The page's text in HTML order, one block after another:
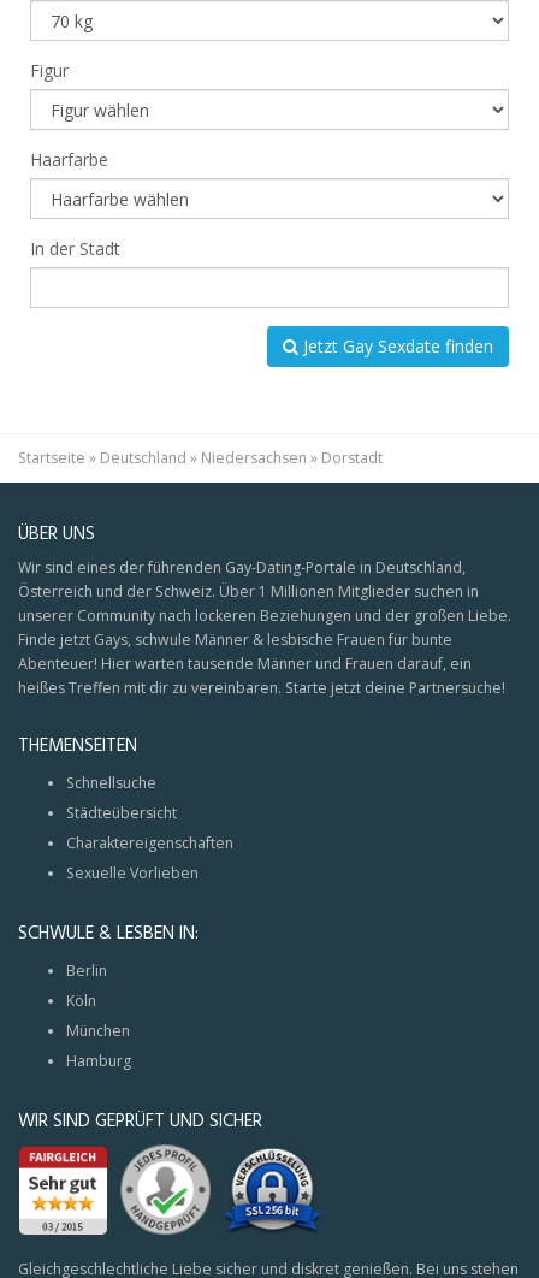
Figur
Haarfarbe
In der Stadt
Jetzt Gay Sexdate finden
Startseite » Deutschland » Niedersachsen » Dorstadt
ÜBER UNS
Wir sind eines der führenden Gay-Dating-Portale in Deutschland,
Österreich und der Schweiz. Über 1 Millionen Mitglieder suchen in
unserer Community nach lockeren Beziehungen und der großen Liebe.
Finde jetzt Gays, schwule Männer & lesbische Frauen für bunte
Abenteuer! Hier warten tausende Männer und Frauen darauf, ein
heißes Treffen mit dir zu vereinbaren. Starte jetzt deine Partnersuche!
THEMENSEITEN
Schnellsuche
Städteübersicht
Charaktereigenschaften
Sexuelle Vorlieben
SCHWULE & LESBEN IN:
Berlin
Köln
München
Hamburg
WIR SIND GEPRÜFT UND SICHER
Gleichgeschlechtliche Liebe sicher und diskret genießen. Bei uns stehen